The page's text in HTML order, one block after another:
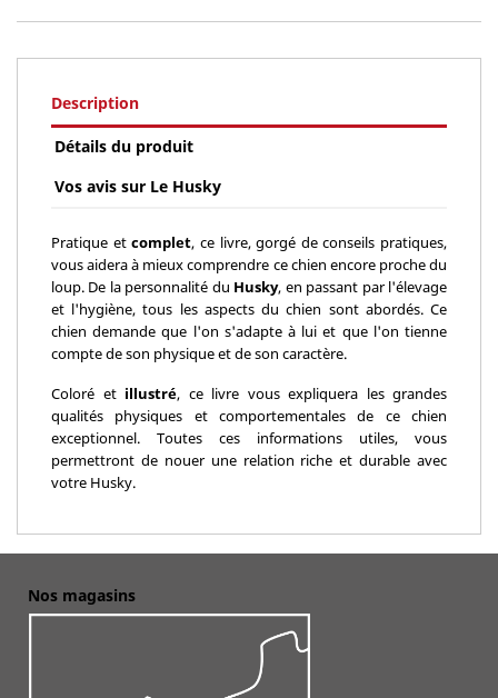
Description
Détails du produit
Vos avis sur Le Husky
Pratique etcomplet, ce livre, gorgé de conseils pratiques,
vous aidera à mieux comprendre ce chien encore proche du
loup. De la personnalité du Husky, en passant par l'élevage
et l'hygiène, tous les aspects du chien sont abordés. Ce
chien demande que l'on s'adapte à lui et que l'on tienne
compte de son physique et de son caractère.
Coloré et illustré, ce livre vous expliquera les grandes
qualités physiques et comportementales de ce chien
exceptionnel. Toutes ces informations utiles, vous
permettront de nouer une relation riche et durable avec
votre Husky.
Nos magasins